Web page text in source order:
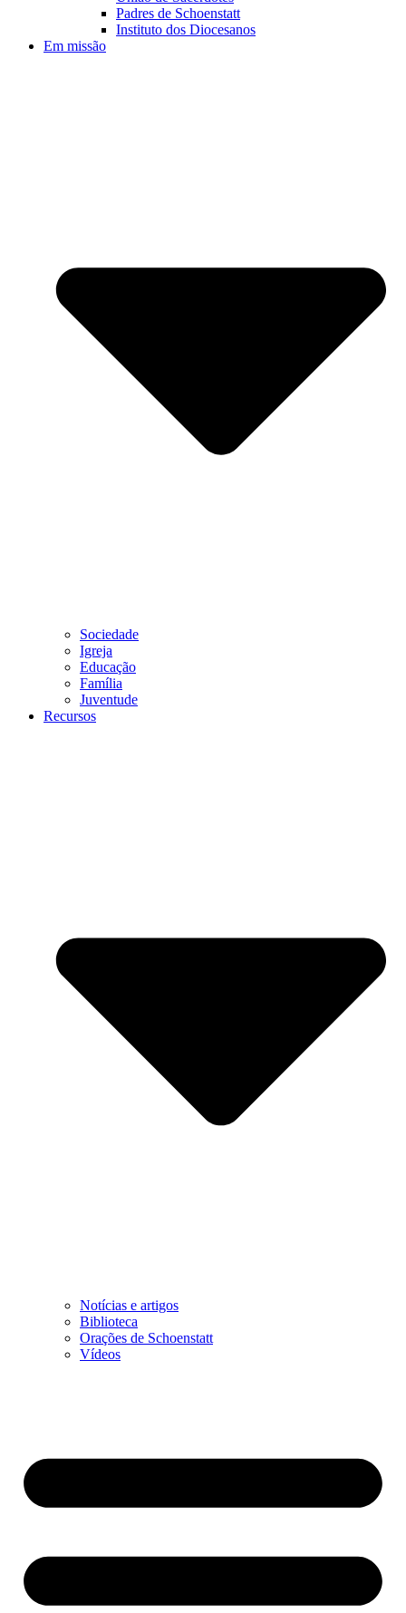
Padres de Schoenstatt
Instituto dos Diocesanos
Em missão
Sociedade
Igreja
Educação
Família
Juventude
Recursos
Notícias e artigos
Biblioteca
Orações de Schoenstatt
Vídeos